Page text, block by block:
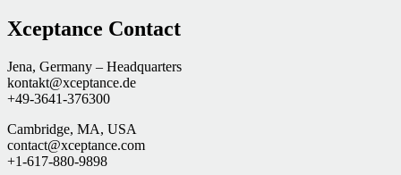
Xceptance Contact
Jena, Germany – Headquarters
kontakt@xceptance.de
+49-3641-376300
Cambridge, MA, USA
contact@xceptance.com
+1-617-880-9898